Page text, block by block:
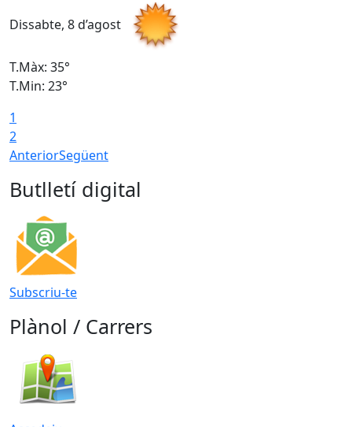
Dissabte, 8 d’agost
T.Màx: 35°
T.Min: 23°
1
2
AnteriorSegüent
Butlletí digital
Subscriu-te
Plànol / Carrers